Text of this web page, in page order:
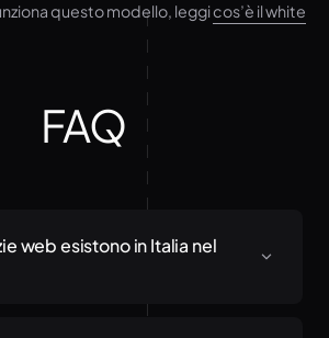
questo modello, leggicos’è il white
FAQ
web esistono in Italia nel
in base alla definizione adottata.